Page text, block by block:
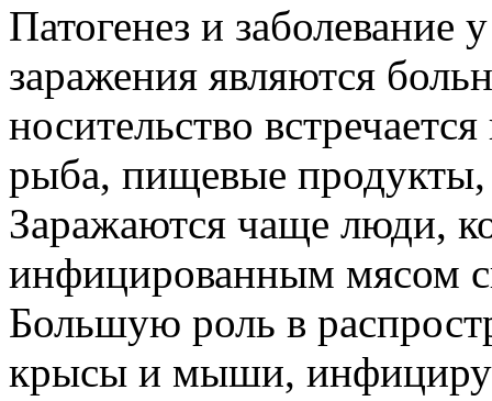
Патогенез и заболевание
заражения являются
носительство
рыба, пищевые
Заражаются чаще люди,
инфицированным мясом
Большую роль в
крысы и мыши,